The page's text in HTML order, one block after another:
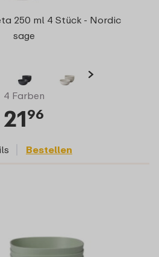
250 ml 4 Stück - Nordic
sage
4 Farben
2196
Bestellen